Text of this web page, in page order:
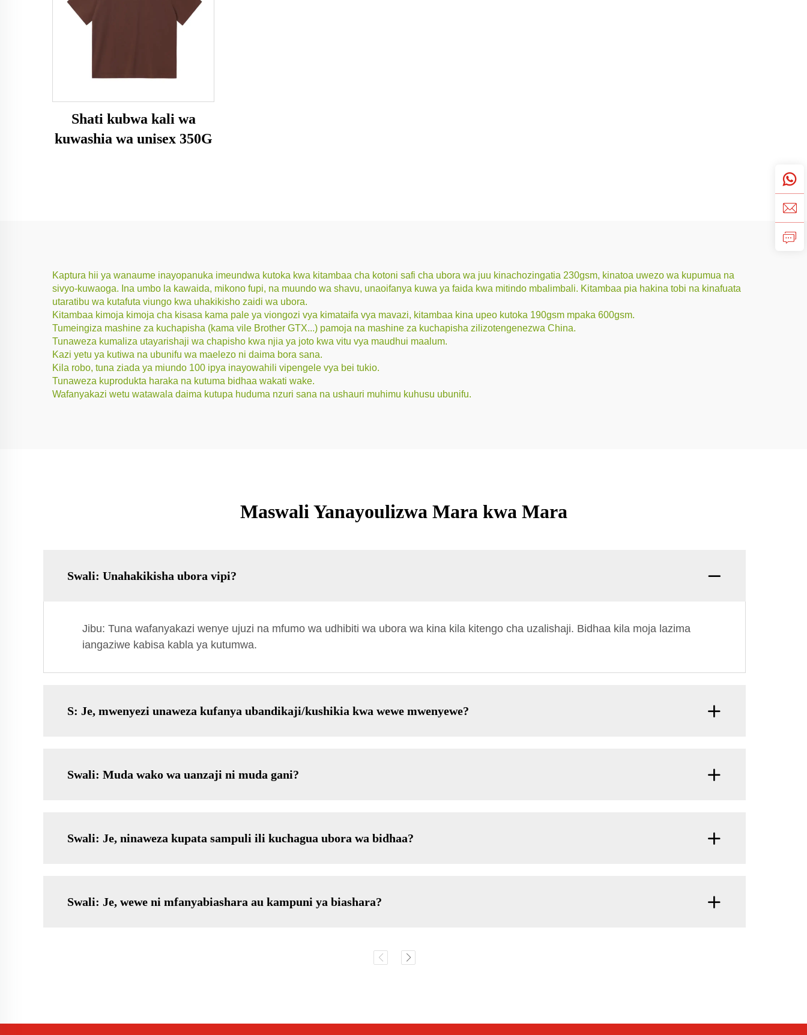
Shati kubwa kali wa
kuwashia wa unisex 350G
Kaptura hii ya wanaume inayopanuka imeundwa kutoka kwa kitambaa cha kotoni safi cha ubora wa juu kinachozingatia 230gsm, kinatoa uwezo wa kupumua na
sivyo-kuwaoga. Ina umbo la kawaida, mikono fupi, na muundo wa shavu, unaoifanya kuwa ya faida kwa mitindo mbalimbali. Kitambaa pia hakina tobi na kinafuata
utaratibu wa kutafuta viungo kwa uhakikisho zaidi wa ubora.
Kitambaa kimoja kimoja cha kisasa kama pale ya viongozi vya kimataifa vya mavazi, kitambaa kina upeo kutoka 190gsm mpaka 600gsm.
Tumeingiza mashine za kuchapisha (kama vile Brother GTX...) pamoja na mashine za kuchapisha zilizotengenezwa China.
Tunaweza kumaliza utayarishaji wa chapisho kwa njia ya joto kwa vitu vya maudhui maalum.
Kazi yetu ya kutiwa na ubunifu wa maelezo ni daima bora sana.
Kila robo, tuna ziada ya miundo 100 ipya inayowahili vipengele vya bei tukio.
Tunaweza kuprodukta haraka na kutuma bidhaa wakati wake.
Wafanyakazi wetu watawala daima kutupa huduma nzuri sana na ushauri muhimu kuhusu ubunifu.
Maswali Yanayoulizwa Mara kwa Mara
Swali: Unahakikisha ubora vipi?
Jibu: Tuna wafanyakazi wenye ujuzi na mfumo wa udhibiti wa ubora wa kina kila kitengo cha uzalishaji. Bidhaa kila moja lazima
iangaziwe kabisa kabla ya kutumwa.
S: Je, mwenyezi unaweza kufanya ubandikaji/kushikia kwa wewe mwenyewe?
Swali: Muda wako wa uanzaji ni muda gani?
Swali: Je, ninaweza kupata sampuli ili kuchagua ubora wa bidhaa?
Swali: Je, wewe ni mfanyabiashara au kampuni ya biashara?